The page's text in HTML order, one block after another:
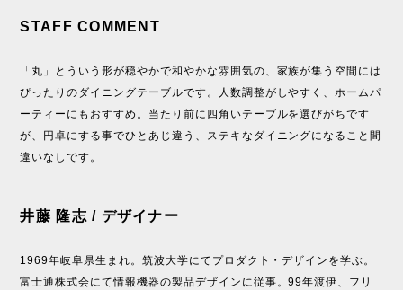
STAFF COMMENT
「丸」とういう形が穏やかで和やかな雰囲気の、家族が集う空間には
ぴったりのダイニングテーブルです。人数調整がしやすく、ホームパ
ーティーにもおすすめ。当たり前に四角いテーブルを選びがちです
が、円卓にする事でひとあじ違う、ステキなダイニングになること間
違いなしです。
井藤 隆志 / デザイナー
1969年岐阜県生まれ。筑波大学にてプロダクト・デザインを学ぶ。
富士通株式会にて情報機器の製品デザインに従事。99年渡伊、フリ